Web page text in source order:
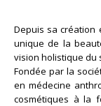
Depuis sa création
unique de la
vision holistique du
Fondée par la
en médecine
cosmétiques à la